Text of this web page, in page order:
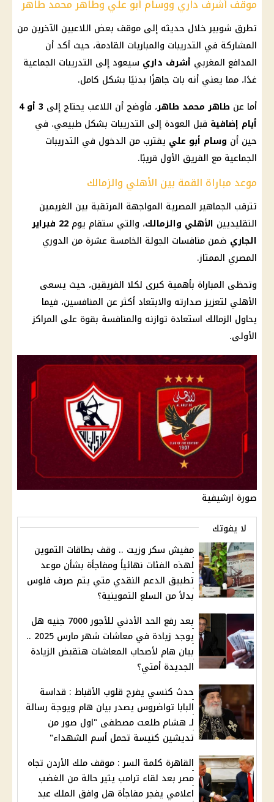
موقف أشرف داري ووسام أبو علي وطاهر محمد طاهر
تطرق شوبير خلال حديثه إلى موقف بعض اللاعبين الآخرين من
المشاركة في التدريبات والمباريات القادمة، حيث أكد أن
المدافع المغربي أشرف داري سيعود إلى التدريبات الجماعية
غدًا، مما يعني أنه بات جاهزًا بدنيًا بشكل كامل.
أما عن طاهر محمد طاهر، فأوضح أن اللاعب يحتاج إلى
3 أو 4
أيام إضافية قبل العودة إلى التدريبات بشكل طبيعي. في
حين أن وسام أبو علي يقترب من الدخول في التدريبات
الجماعية مع الفريق الأول قريبًا.
موعد مباراة القمة بين الأهلي والزمالك
تترقب الجماهير المصرية المواجهة المرتقبة بين الغريمين
التقليديين الأهلي والزمالك، والتي ستقام يوم
22 فبراير
الجاري ضمن منافسات الجولة الخامسة عشرة من الدوري
المصري الممتاز.
وتحظى المباراة بأهمية كبرى لكلا الفريقين، حيث يسعى
الأهلي لتعزيز صدارته والابتعاد أكثر عن المنافسين، فيما
يحاول الزمالك استعادة توازنه والمنافسة بقوة على المراكز
الأولى.
صورة ارشيفية
لا يفوتك
مفيش سكر وزيت .. وقف بطاقات التموين
لهذه الفئات نهائياً ومفاجأة بشأن موعد
تطبيق الدعم النقدي متي يتم صرف فلوس
بدلاً من السلع التموينية؟
بعد رفع الحد الأدني للأجور 7000 جنيه هل
يوجد زيادة في معاشات شهر مارس 2025 ..
بيان هام لأصحاب المعاشات هتقبض الزيادة
الجديدة أمتي؟
حدث كنسي يفرح قلوب الأقباط : قداسة
البابا تواضروس يصدر بيان هام ويوجة رسالة
لـ هشام طلعت مصطفى "اول صور من
تديشين كنيسة تحمل أسم الشهداء"
القاهرة كلمة السر : موقف ملك الأردن تجاه
مصر بعد لقاء ترامب يثير حالة من الغضب
اعلامي يفجر مفاجأة هل وافق الملك عبد